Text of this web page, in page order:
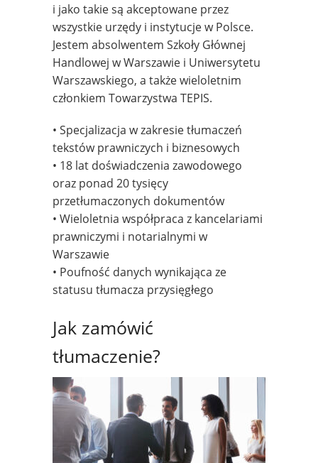
i jako takie są akceptowane przez
wszystkie urzędy i instytucje w Polsce.
Jestem absolwentem Szkoły Głównej
Handlowej w Warszawie i Uniwersytetu
Warszawskiego, a także wieloletnim
członkiem Towarzystwa TEPIS.
• Specjalizacja w zakresie tłumaczeń
tekstów prawniczych i biznesowych
• 18 lat doświadczenia zawodowego
oraz ponad 20 tysięcy
przetłumaczonych dokumentów
• Wieloletnia współpraca z kancelariami
prawniczymi i notarialnymi w
Warszawie
• Poufność danych wynikająca ze
statusu tłumacza przysięgłego
Jak zamówić
tłumaczenie?